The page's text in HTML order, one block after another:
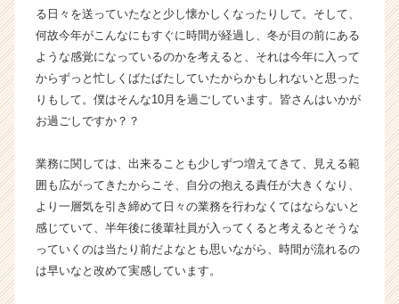
届
く
就
活
サ
ア
キ
ャ
リ
ア
（C
る日々を送っていたなと少し懐かしくなったりして。そして、
何故今年がこんなにもすぐに時間が経過し、冬が目の前にある
ような感覚になっているのかを考えると、それは今年に入って
からずっと忙しくばたばたしていたからかもしれないと思った
りもして。僕はそんな10月を過ごしています。皆さんはいかが
お過ごしですか？？
業務に関しては、出来ることも少しずつ増えてきて、見える範
囲も広がってきたからこそ、自分の抱える責任が大きくなり、
より一層気を引き締めて日々の業務を行わなくてはならないと
感じていて、半年後に後輩社員が入ってくると考えるとそうな
っていくのは当たり前だよなとも思いながら、時間が流れるの
は早いなと改めて実感しています。